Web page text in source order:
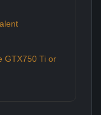
GTX750 Ti or